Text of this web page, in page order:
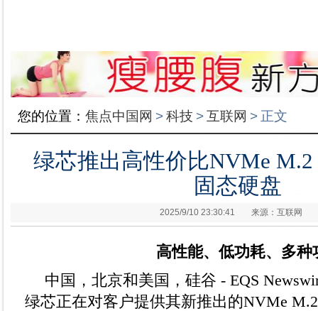
您的位置： 焦点中国网 >科技 >互联网 > 正文
绿芯推出高性价比NVMe
固态硬盘
2025/9/10 23:30:41 来源：互联网
高性能、低功耗、多种
中国，北京和美国，硅谷 - EQS
绿芯正在对客户提供其新推出的NVMe